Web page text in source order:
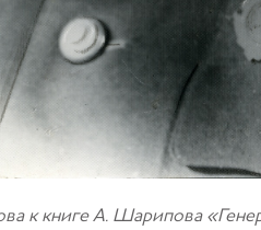
к книге А. Шарипова